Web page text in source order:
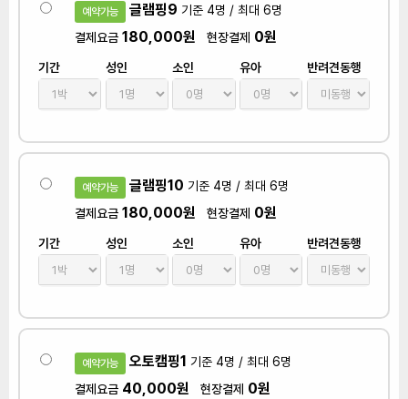
예약가능 글램핑9 기준 4명 / 최대 6명
결제요금 180,000원 현장결제 0원
기간 성인 소인 유아 반려견동행
예약가능 글램핑10 기준 4명 / 최대 6명
결제요금 180,000원 현장결제 0원
기간 성인 소인 유아 반려견동행
예약가능 오토캠핑1 기준 4명 / 최대 6명
결제요금 40,000원 현장결제 0원